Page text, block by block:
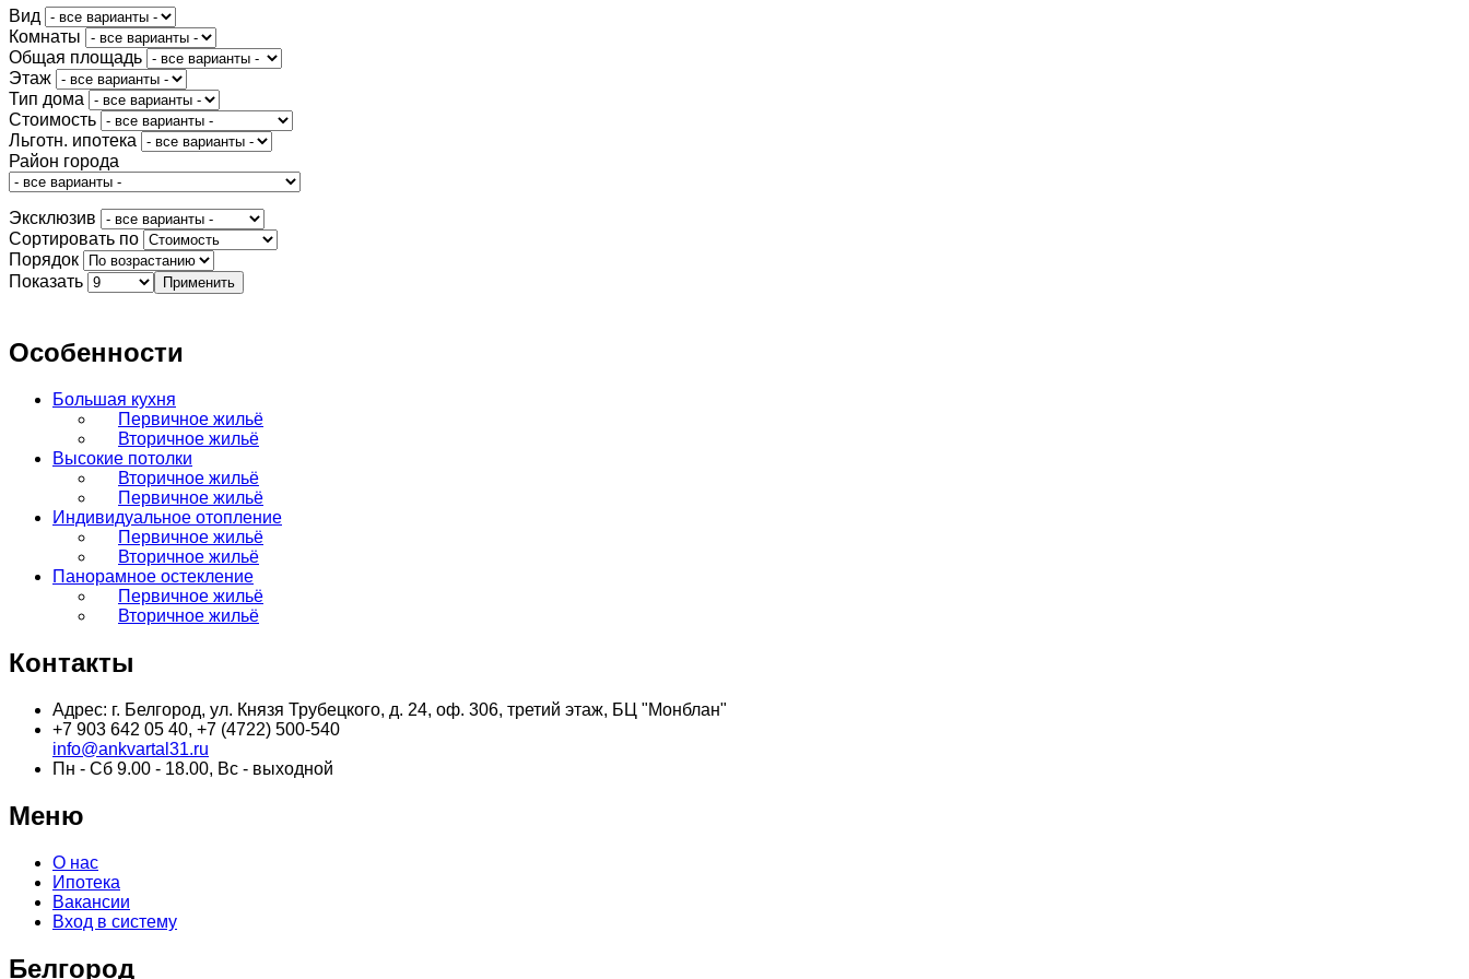
Вид
Комнаты
Общая площадь
Этаж
Тип дома
Стоимость
Льготн. ипотека
Район города
Эксклюзив
Сортировать по
Порядок
Показать
Особенности
Большая кухня
Первичное жильё
Вторичное жильё
Высокие потолки
Вторичное жильё
Первичное жильё
Индивидуальное отопление
Первичное жильё
Вторичное жильё
Панорамное остекление
Первичное жильё
Вторичное жильё
Контакты
Адрес: г. Белгород, ул. Князя Трубецкого, д. 24, оф. 306, третий этаж, БЦ "Монблан"
+7 903 642 05 40, +7 (4722) 500-540
info@ankvartal31.ru
Пн - Сб 9.00 - 18.00, Вс - выходной
Меню
О нас
Ипотека
Вакансии
Вход в систему
Белгород